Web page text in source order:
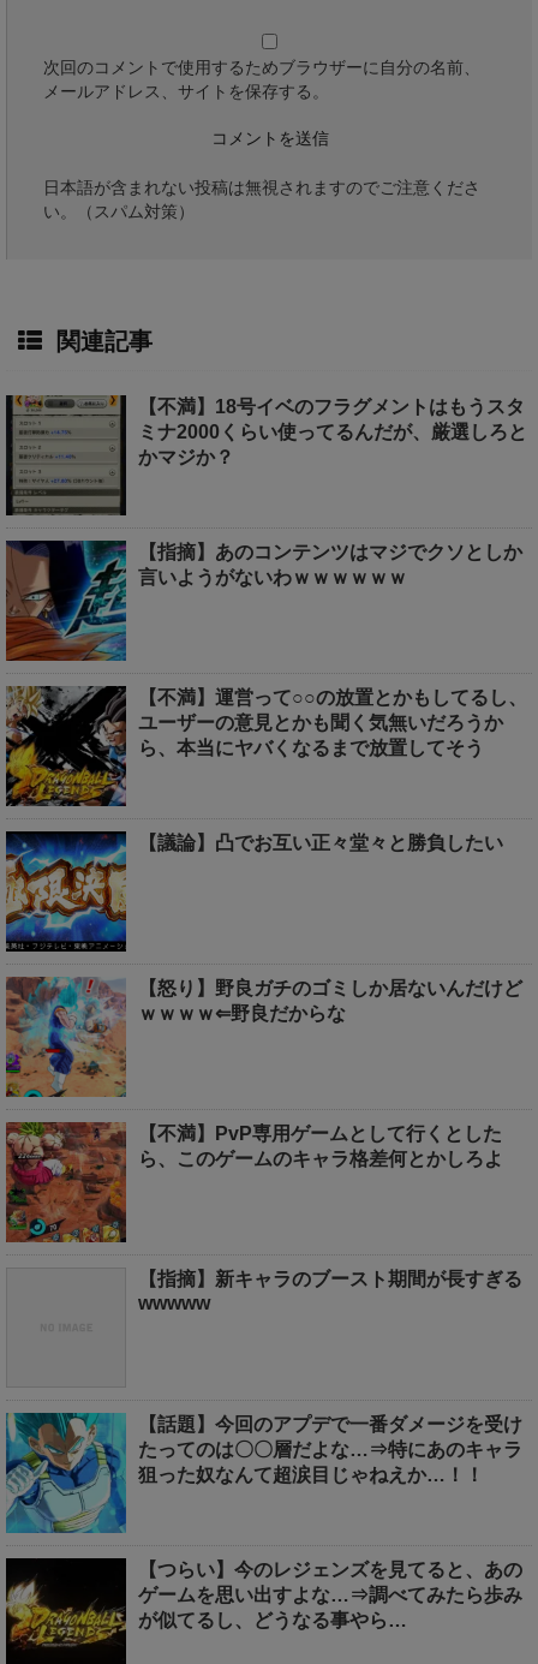
次回のコメントで使用するためブラウザーに自分の名前、
メールアドレス、サイトを保存する。
日本語が含まれない投稿は無視されますのでご注意くださ
い。（スパム対策）
関連記事
【不満】18号イベのフラグメントはもうスタ
ミナ2000くらい使ってるんだが、厳選しろと
かマジか？
【指摘】あのコンテンツはマジでクソとしか
言いようがないわｗｗｗｗｗｗ
【不満】運営って○○の放置とかもしてるし、
ユーザーの意見とかも聞く気無いだろうか
ら、本当にヤバくなるまで放置してそう
【議論】凸でお互い正々堂々と勝負したい
【怒り】野良ガチのゴミしか居ないんだけど
ｗｗｗｗ⇐野良だからな
【不満】PvP専用ゲームとして行くとした
ら、このゲームのキャラ格差何とかしろよ
【指摘】新キャラのブースト期間が長すぎる
wwwww
【話題】今回のアプデで一番ダメージを受け
たってのは〇〇層だよな…⇒特にあのキャラ
狙った奴なんて超涙目じゃねえか…！！
【つらい】今のレジェンズを見てると、あの
ゲームを思い出すよな…⇒調べてみたら歩み
が似てるし、どうなる事やら…